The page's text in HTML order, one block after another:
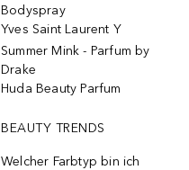
Bodyspray
Yves Saint Laurent Y
Summer Mink - Parfum by
Drake
Huda Beauty Parfum
BEAUTY TRENDS
Welcher Farbtyp bin ich